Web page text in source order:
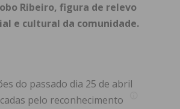
Ribeiro, figura de relevo
e cultural da comunidade.
do passado dia 25 de abril
pelo reconhecimento